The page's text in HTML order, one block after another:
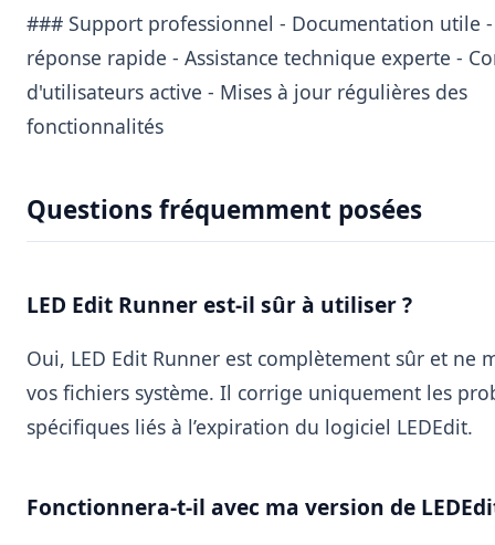
### Support professionnel - Documentation utile -
réponse rapide - Assistance technique experte -
d'utilisateurs active - Mises à jour régulières des
fonctionnalités
Questions fréquemment posées
LED Edit Runner est-il sûr à utiliser ?
Oui, LED Edit Runner est complètement sûr et ne
vos fichiers système. Il corrige uniquement les
spécifiques liés à l’expiration du logiciel LEDEdit.
Fonctionnera-t-il avec ma version de